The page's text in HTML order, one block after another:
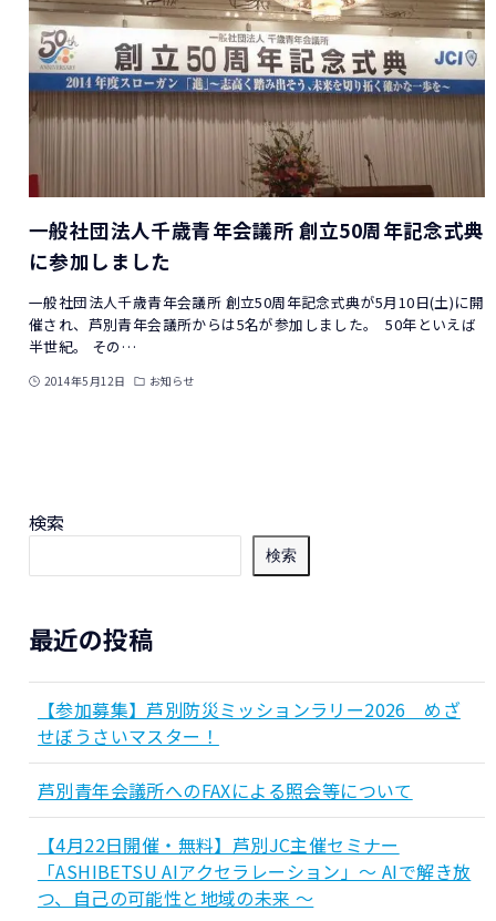
一般社団法人千歳青年会議所 創立50周年記念式典
に参加しました
一般社団法人千歳青年会議所 創立50周年記念式典が5月10日(土)に開
催され、芦別青年会議所からは5名が参加しました。 50年といえば
半世紀。 その…
2014年5月12日 お知らせ
検索
検索
最近の投稿
【参加募集】芦別防災ミッションラリー2026 めざ
せぼうさいマスター！
芦別青年会議所へのFAXによる照会等について
【4月22日開催・無料】芦別JC主催セミナー
「ASHIBETSU AIアクセラレーション」～ AIで解き放
つ、自己の可能性と地域の未来 ～